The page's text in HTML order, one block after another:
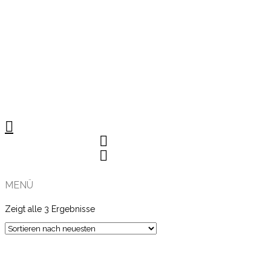
MENÜ
Zeigt alle 3 Ergebnisse